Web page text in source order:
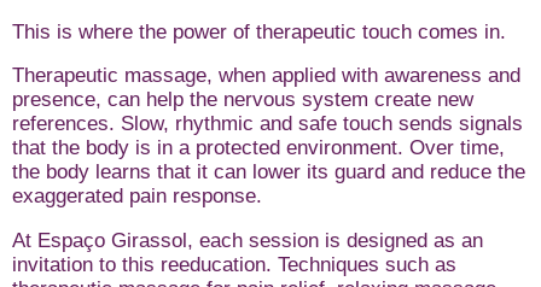
This is where the power of therapeutic touch comes in.
Therapeutic massage, when applied with awareness and
presence, can help the nervous system create new
references. Slow, rhythmic and safe touch sends signals
that the body is in a protected environment. Over time,
the body learns that it can lower its guard and reduce the
exaggerated pain response.
At Espaço Girassol, each session is designed as an
invitation to this reeducation. Techniques such as